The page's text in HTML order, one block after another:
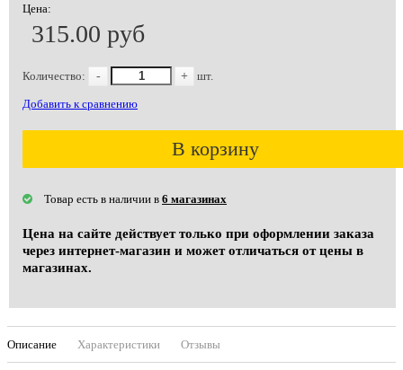
Цена:
315.00 руб
Количество: - + шт.
Добавить к сравнению
В корзину
Товар есть в наличии в 6 магазинах
Цена на сайте действует только при оформлении заказа
через интернет-магазин и может отличаться от цены в
магазинах.
Описание Характеристики Отзывы